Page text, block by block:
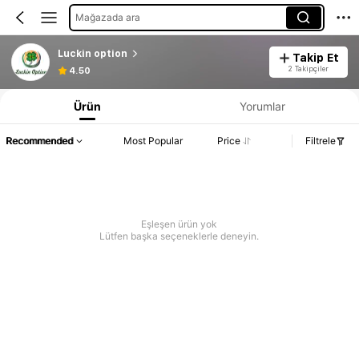
Mağazada ara
Luckin option
4.50
Takip Et
2 Takipçiler
Ürün Yorumlar
Recommended Most Popular Price Filtrele
Eşleşen ürün yok
Lütfen başka seçeneklerle deneyin.